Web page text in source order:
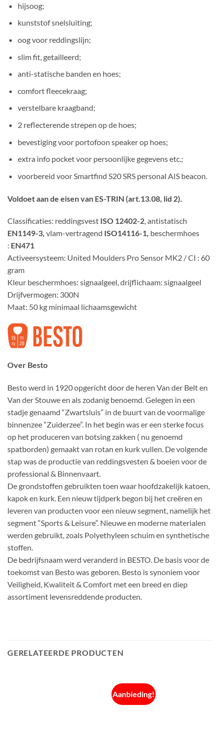
hijsoog;
kunststof snelsluiting;
oog voor reddingslijn;
slim fit, getailleerd;
anti-statische banden en hoes;
comfort fleecekraag;
verstelbare kraagband;
2 reflecterende strepen op de hoes;
bevestiging voor portofoon speaker op hoes;
extra info pocket voor persoonlijke gegevens etc.;
voorbereid voor Smartfind S20 SRS personal AIS beacon.
Voldoet aan de eisen van ES-TRIN (art.13.08, lid 2).
Classificaties: reddingsvest ISO 12402-2, antistatisch
EN1149-3, vlam-vertragend ISO14116-1, beschermhoes
: EN471
Activeersysteem: United Moulders Pro Sensor MK2 / CI : 60
gram
Kleur beschermhoes: signaalgeel, drijflichaam: signaalgeel
Drijfvermogen: 300N
Maat: 50 kg minimaal lichaamsgewicht
Over Besto
Besto werd in 1920 opgericht door de heren Van der Belt en
Van der Stouwe en als zodanig benoemd. Gelegen in een
stadje genaamd “Zwartsluis” in de buurt van de voormalige
binnenzee “Zuiderzee”. In het begin was er een sterke focus
op het produceren van botsing zakken ( nu genoemd
spatborden) gemaakt van rotan en kurk vullen. De volgende
stap was de productie van reddingsvesten & boeien voor de
professional & Binnenvaart.
De grondstoffen gebruikten toen waar hoofdzakelijk katoen,
kapok en kurk. Een nieuw tijdperk begon bij het creëren en
leveren van producten voor een nieuw segment, namelijk het
segment “Sports & Leisure”. Nieuwe en moderne materialen
werden gebruikt, zoals Polyethyleen schuim en synthetische
stoffen.
De bedrijfsnaam werd veranderd in BESTO. De basis voor de
toekomst van Besto was geboren. Besto is synoniem voor
Veiligheid, Kwaliteit & Comfort met een breed en diep
assortiment levensreddende producten.
GERELATEERDE PRODUCTEN
Aanbieding!